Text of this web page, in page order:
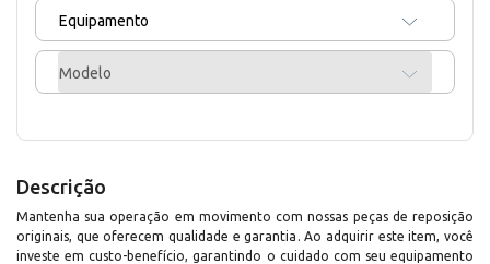
Equipamento
Modelo
Descrição
Mantenha sua operação em movimento com nossas peças de reposição
originais, que oferecem qualidade e garantia. Ao adquirir este item, você
investe em custo-benefício, garantindo o cuidado com seu equipamento